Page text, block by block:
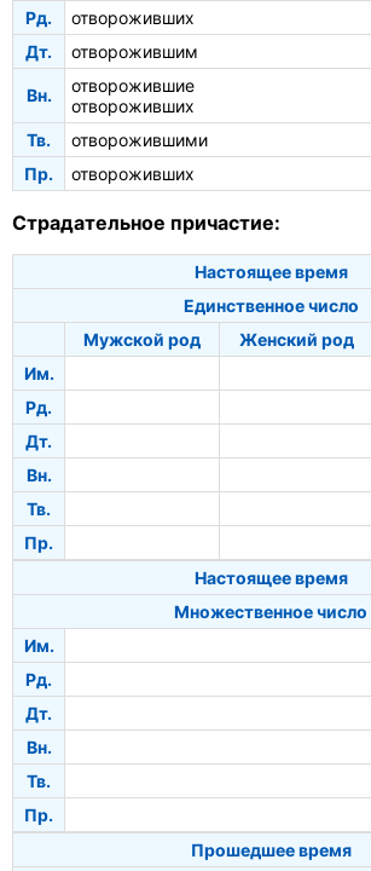
Рд.
отвороживших
Дт.
отворожившим
Вн.
отворожившие
отвороживших
Тв.
отворожившими
Пр.
отвороживших
Страдательное причастие:
Настоящее время
Единственное число
Мужской род
Женский род
Им.
Рд.
Дт.
Вн.
Тв.
Пр.
Настоящее время
Множественное число
Им.
Рд.
Дт.
Вн.
Тв.
Пр.
Прошедшее время